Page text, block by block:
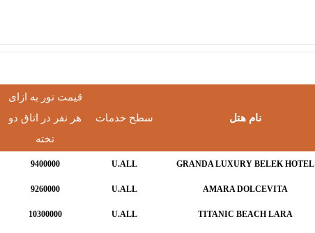
نام هتل سطح خدمات
قیمت تور به ازای
هر نفر در اتاق دو
تخته
GRANDA LUXURY BELEK HOTEL
U.ALL
9400000
AMARA DOLCEVITA
U.ALL
9260000
TITANIC BEACH LARA
U.ALL
10300000